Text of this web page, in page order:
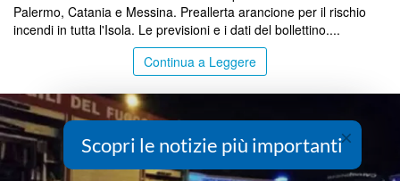
Palermo, Catania e Messina. Preallerta arancione per il rischio
incendi in tutta l'Isola. Le previsioni e i dati del bollettino....
Continua a Leggere
×
Scopri le notizie più importanti